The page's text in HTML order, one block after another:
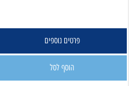
פרטים נוספים
הוסף לסל